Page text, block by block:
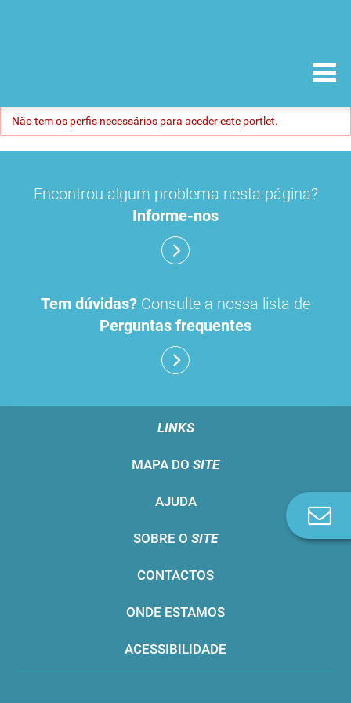
Não tem os perfis necessários para aceder este portlet.
Encontrou algum problema nesta página?
Informe-nos
Tem dúvidas? Consulte a nossa lista de
Perguntas frequentes
LINKS
MAPA DO SITE
AJUDA
SOBRE O SITE
CONTACTOS
ONDE ESTAMOS
ACESSIBILIDADE